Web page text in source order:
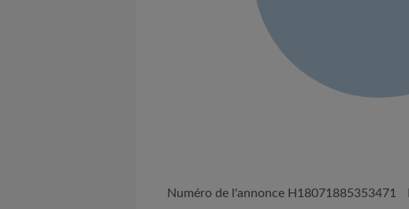
Numéro de l'annonce H18071885353471